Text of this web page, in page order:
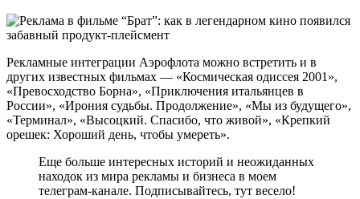
Рекламные интеграции Аэрофлота можно встретить и в
других известных фильмах — «Космическая одиссея 2001»,
«Превосходство Борна», «Приключения итальянцев в
России», «Ирония судьбы. Продолжение», «Мы из будущего»,
«Терминал», «Высоцкий. Спасибо, что живой», «Крепкий
орешек: Хороший день, чтобы умереть».
Еще больше интересных историй и неожиданных
находок из мира рекламы и бизнеса в моем
телеграм-канале. Подписывайтесь, тут весело!